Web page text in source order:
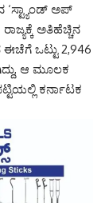
ಅಪ್‌
ಅತಿಹೆಚ್ಚಿನ
ಒಟ್ಟು 2,946
ಆ ಮೂಲಕ
ಕರ್ನಾಟಕ